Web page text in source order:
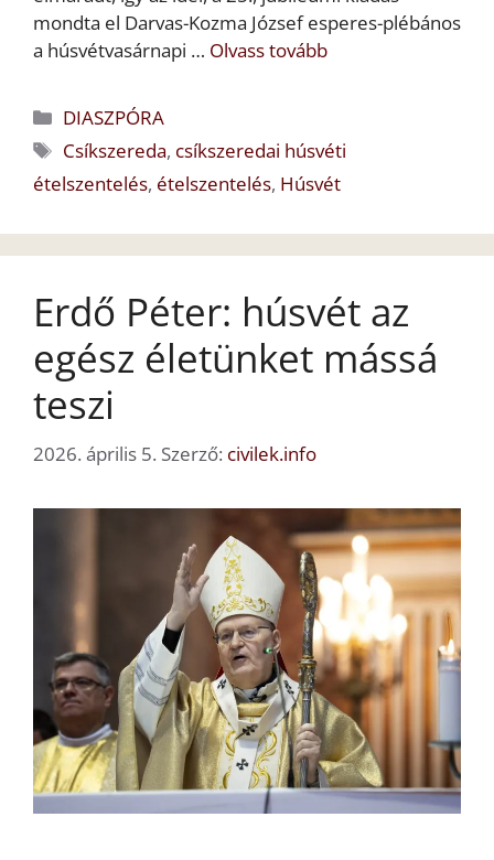
mondta el Darvas-Kozma József esperes-plébános
a húsvétvasárnapi … Olvass tovább
Kategória
DIASZPÓRA
Címkék
Csíkszereda, csíkszeredai húsvéti
ételszentelés, ételszentelés, Húsvét
Erdő Péter: húsvét az
egész életünket mássá
teszi
2026. április 5. Szerző: civilek.info